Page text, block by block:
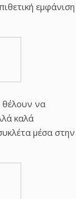
εμφάνιση
θέλουν να
καλά
μέσα στην